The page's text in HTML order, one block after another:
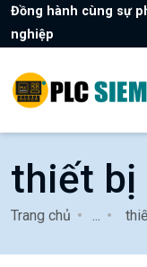
Đồng hành cùng sự
nghiệp
thiết bị
Trang chủ